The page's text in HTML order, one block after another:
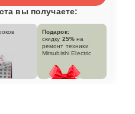
вы получаете:
Подарок:
скидку 25% на
ремонт техники
Mitsubishi Electric